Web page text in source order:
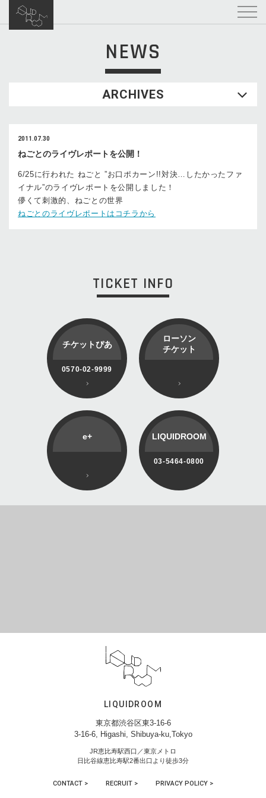
NEWS
ARCHIVES
2011.07.30
ねごとのライヴレポートを公開！
6/25に行われた ねごと ”お口ポカーン!!対決…したかったファ
イナル”のライヴレポートを公開しました！
儚くて刺激的、ねごとの世界
ねごとのライヴレポートはコチラから
TICKET INFO
チケットぴあ
0570-02-9999
ローソン
チケット
e+ LIQUIDROOM
03-5464-0800
LIQUIDROOM
東京都渋谷区東3-16-6
3-16-6, Higashi, Shibuya-ku,Tokyo
JR恵比寿駅西口／東京メトロ
日比谷線恵比寿駅2番出口より徒歩3分
CONTACT > RECRUIT > PRIVACY POLICY >